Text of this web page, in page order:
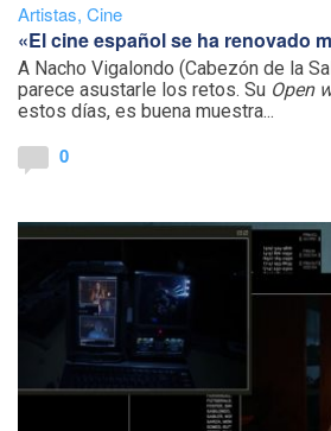
Artistas, Cine
«El cine español se ha renovado
A Nacho Vigalondo (Cabezón de la
parece asustarle los retos. Su Open
estos días, es buena muestra...
0